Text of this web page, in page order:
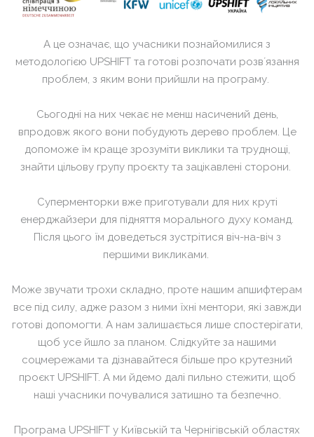
А це означає, що учасники познайомилися з
методологією UPSHIFT та готові розпочати розвʼязання
проблем, з яким вони прийшли на програму.
Сьогодні на них чекає не менш насичений день,
впродовж якого вони побудують дерево проблем. Це
допоможе їм краще зрозуміти виклики та труднощі,
знайти цільову групу проєкту та зацікавлені сторони.
Суперменторки вже приготували для них круті
енерджайзери для підняття морального духу команд.
Після цього їм доведеться зустрітися віч-на-віч з
першими викликами.
Може звучати трохи складно, проте нашим апшифтерам
все під силу, адже разом з ними їхні ментори, які завжди
готові допомогти. А нам залишається лише спостерігати,
щоб усе йшло за планом. Слідкуйте за нашими
соцмережами та дізнавайтеся більше про крутезний
проєкт UPSHIFT. А ми йдемо далі пильно стежити, щоб
наші учасники почувалися затишно та безпечно.
Програма UPSHIFT у Київській та Чернігівській областях